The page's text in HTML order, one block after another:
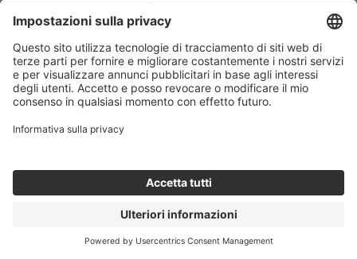
al “taglio corretto”
PUNTO CHIAVE
impostate le condizioni di
taglio, potresti limitare tu
stesso le prestazioni
dell’utensile